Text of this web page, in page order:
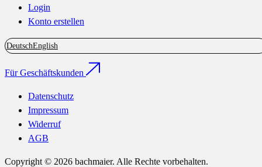
Login
Konto erstellen
DeutschEnglish
Für Geschäftskunden
Datenschutz
Impressum
Widerruf
AGB
Copyright © 2026 bachmaier. Alle Rechte vorbehalten.